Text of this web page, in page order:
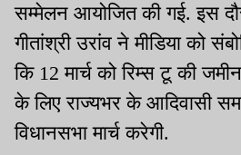
सम्मेलन आयोजित की गई. इस
गीतांश्री उरांव ने मीडिया को
कि 12 मार्च को रिम्स टू की
के लिए राज्यभर के आदिवासी
विधानसभा मार्च करेगी.